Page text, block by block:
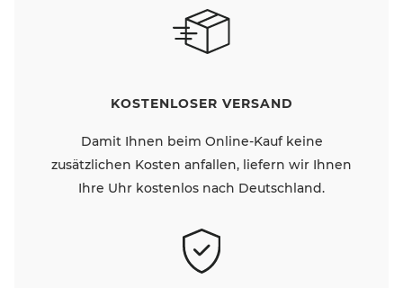
KOSTENLOSER VERSAND
Damit Ihnen beim Online-Kauf keine
zusätzlichen Kosten anfallen, liefern wir Ihnen
Ihre Uhr kostenlos nach Deutschland.